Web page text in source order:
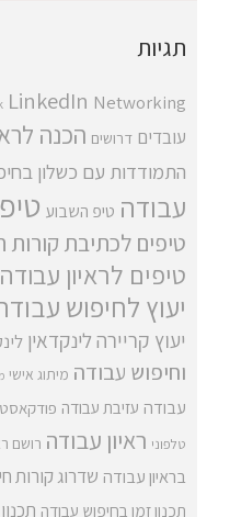
תגיות
LinkedIn Networking
עובדים דרושים הכנה
התמודדות עם כשלון
עבודה טיפ השבוע
טיפים לכתיבת קורות
טיפים לראיון עבודה
יעוץ לחיפוש
יעוץ קריירה לינקדאין
וחיפוש עבודה מיתוג אישי
עבודה עזיבת עבודה פודקאסט
טלפוני ראיון עבודה רושם
בראיון עבודה שדרוג קורות
תכנון זמן בחיפוש עבודה